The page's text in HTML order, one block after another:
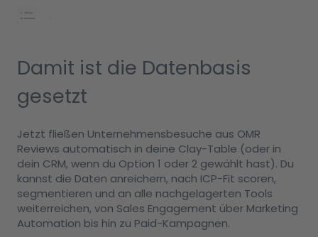
Damit ist die Datenbasis
gesetzt
Jetzt fließen Unternehmensbesuche aus OMR
Reviews automatisch in deine Clay-Table (oder in
dein CRM, wenn du Option 1 oder 2 gewählt hast). Du
kannst die Daten anreichern, nach ICP-Fit scoren,
segmentieren und an alle nachgelagerten Tools
weiterreichen, von Sales Engagement über Marketing
Automation bis hin zu Paid-Kampagnen.